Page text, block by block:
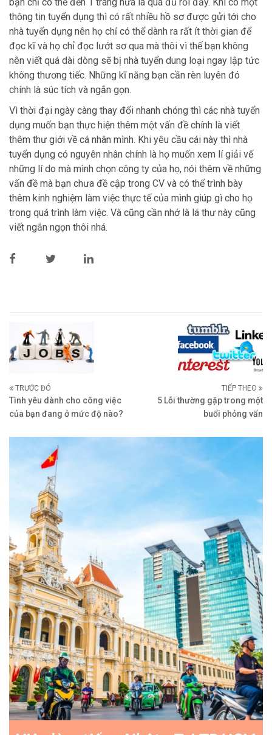
bạn chỉ có thể đến 1 trang nữa là quá đủ rồi đấy. Khi có một
thông tin tuyển dụng thì có rất nhiều hồ sơ được gửi tới cho
nhà tuyển dụng nên họ chỉ có thể dành ra rất ít thời gian để
đọc kĩ và họ chỉ đọc lướt sơ qua mà thôi vì thế bạn không
nên viết quá dài dòng sẽ bị nhà tuyển dung loại ngay lập tức
không thương tiếc. Những kĩ năng bạn cần rèn luyên đó
chính là súc tích và ngắn gọn.
Vì thời đại ngày càng thay đổi nhanh chóng thì các nhà tuyển
dụng muốn bạn thực hiện thêm một vấn đề chính là viết
thêm thư giới về cá nhân mình. Khi yêu cầu cái này thì nhà
tuyển dụng có nguyên nhân chính là họ muốn xem lí giải vế
những lí do mà mình chọn công ty của họ, nói thêm về những
vấn đề mà bạn chưa đề cập trong CV và có thể trình bày
thêm kinh nghiệm làm việc thực tế của mình giúp gì cho họ
trong quá trình làm việc. Và cũng cần nhớ là lá thư này cũng
viết ngắn ngọn thôi nhá.
TRƯỚC ĐÓ
Tình yêu dành cho công việc
của bạn đang ở mức độ nào?
TIẾP THEO
5 Lỗi thường gặp trong một
buổi phỏng vấn